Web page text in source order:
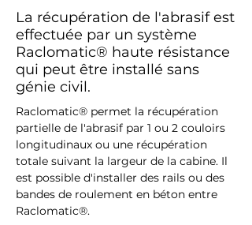
La récupération de l'abrasif est
effectuée par un système
Raclomatic® haute résistance
qui peut être installé sans
génie civil.
Raclomatic® permet la récupération
partielle de l'abrasif par 1 ou 2 couloirs
longitudinaux ou une récupération
totale suivant la largeur de la cabine. Il
est possible d'installer des rails ou des
bandes de roulement en béton entre
Raclomatic®.